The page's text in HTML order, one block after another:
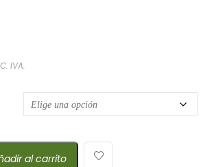
de precios: desde $24,22 hasta
IVA.
al carrito